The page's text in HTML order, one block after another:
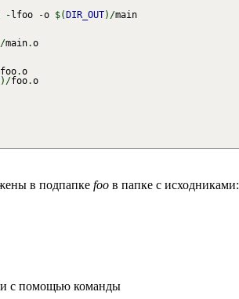
-lfoo -o $(DIR_OUT) /main
/main.o
foo.o
) /foo.o
в подпапке foo в папке с исходниками:
с помощью команды